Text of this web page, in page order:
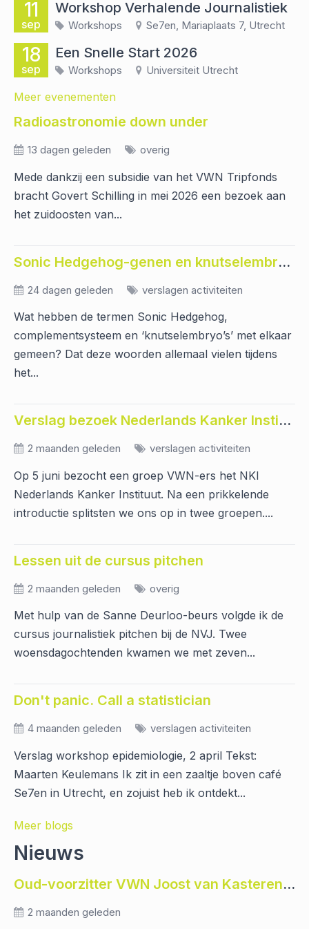
11
sep
Workshop Verhalende Journalistiek
Workshops Se7en, Mariaplaats 7, Utrecht
18
sep
Een Snelle Start 2026
Workshops Universiteit Utrecht
Meer evenementen
Radioastronomie down under
13 dagen geleden overig
Mede dankzij een subsidie van het VWN Tripfonds
bracht Govert Schilling in mei 2026 een bezoek aan
het zuidoosten van...
Sonic Hedgehog-genen en knutselembryo's: verslag bezoek aan Sanquin
24 dagen geleden verslagen activiteiten
Wat hebben de termen Sonic Hedgehog,
complementsysteem en ‘knutselembryo’s’ met elkaar
gemeen? Dat deze woorden allemaal vielen tijdens
het...
Verslag bezoek Nederlands Kanker Instituut
2 maanden geleden verslagen activiteiten
Op 5 juni bezocht een groep VWN-ers het NKI
Nederlands Kanker Instituut. Na een prikkelende
introductie splitsten we ons op in twee groepen....
Lessen uit de cursus pitchen
2 maanden geleden overig
Met hulp van de Sanne Deurloo-beurs volgde ik de
cursus journalistiek pitchen bij de NVJ. Twee
woensdagochtenden kwamen we met zeven...
Don't panic. Call a statistician
4 maanden geleden verslagen activiteiten
Verslag workshop epidemiologie, 2 april Tekst:
Maarten Keulemans Ik zit in een zaaltje boven café
Se7en in Utrecht, en zojuist heb ik ontdekt...
Meer blogs
Nieuws
Oud-voorzitter VWN Joost van Kasteren was een empathische mentor en kritisch journalist
2 maanden geleden